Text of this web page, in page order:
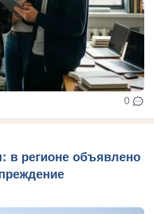
0
в регионе объявлено